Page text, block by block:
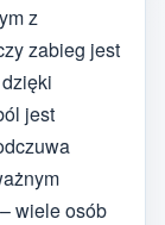
z
zabieg jest
jest
wiele osób